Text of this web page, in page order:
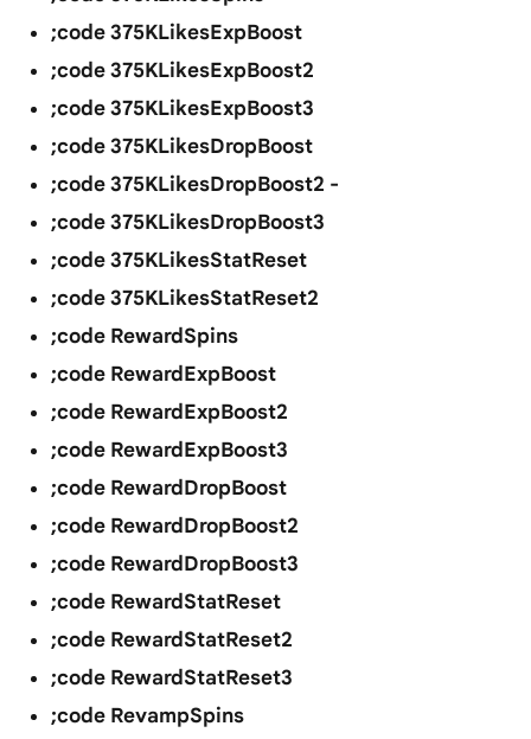
;code 375KLikesExpBoost
;code 375KLikesExpBoost2
;code 375KLikesExpBoost3
;code 375KLikesDropBoost
;code 375KLikesDropBoost2 -
;code 375KLikesDropBoost3
;code 375KLikesStatReset
;code 375KLikesStatReset2
;code RewardSpins
;code RewardExpBoost
;code RewardExpBoost2
;code RewardExpBoost3
;code RewardDropBoost
;code RewardDropBoost2
;code RewardDropBoost3
;code RewardStatReset
;code RewardStatReset2
;code RewardStatReset3
;code RevampSpins